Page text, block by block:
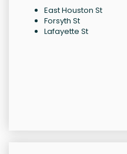
East Houston St
Forsyth St
Lafayette St